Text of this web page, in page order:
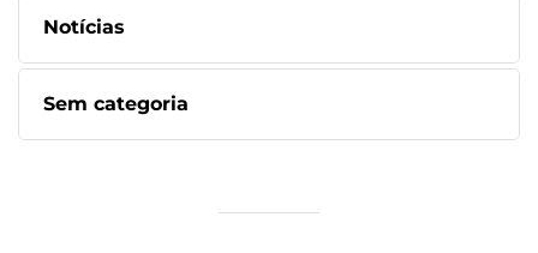
Notícias
Sem categoria